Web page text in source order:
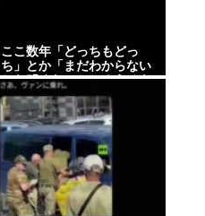
ここ数年「どっちもどっ
ち」とか「まだわからない
から叩くな」とかゆうチキ
ン野郎が増えたけどどっか
ら来たの？(´・ω・`)